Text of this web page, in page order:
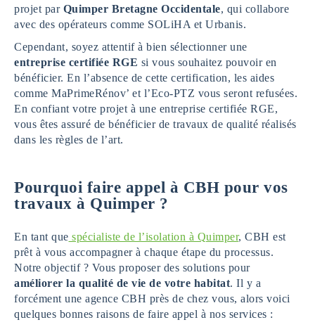
projet par Quimper Bretagne Occidentale, qui collabore
avec des opérateurs comme SOLiHA et Urbanis.
Cependant, soyez attentif à bien sélectionner une
entreprise certifiée RGE si vous souhaitez pouvoir en
bénéficier. En l’absence de cette certification, les aides
comme MaPrimeRénov’ et l’Eco-PTZ vous seront refusées.
En confiant votre projet à une entreprise certifiée RGE,
vous êtes assuré de bénéficier de travaux de qualité réalisés
dans les règles de l’art.
Pourquoi faire appel à CBH pour vos
travaux à Quimper ?
En tant que spécialiste de l’isolation à Quimper, CBH est
prêt à vous accompagner à chaque étape du processus.
Notre objectif ? Vous proposer des solutions pour
améliorer la qualité de vie de votre habitat. Il y a
forcément une agence CBH près de chez vous, alors voici
quelques bonnes raisons de faire appel à nos services :